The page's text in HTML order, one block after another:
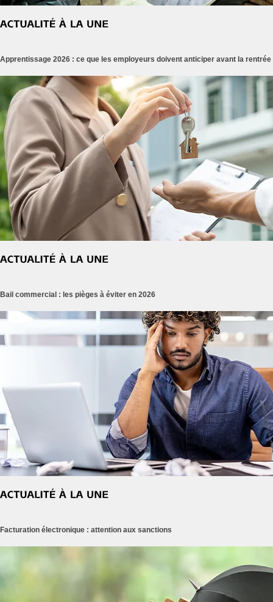
Apprentissage 2026 : ce que les employeurs doivent anticiper avant la rentrée
Bail commercial : les pièges à éviter en 2026
Facturation électronique : attention aux sanctions